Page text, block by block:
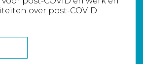
over post-COVID.